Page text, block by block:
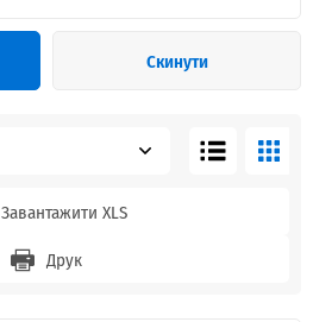
Скинути
Завантажити XLS
Друк